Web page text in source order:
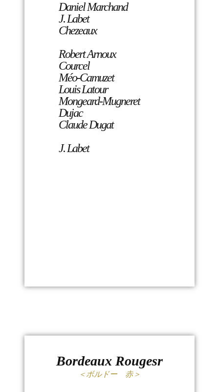
Daniel Marchand
J. Labet
Chezeaux
Robert Arnoux
Courcel
Méo-Camuzet
Louis Latour
Mongeard-Mugneret
Dujac
Claude Dugat
J. Labet
Bordeaux Rougesr
＜ボルドー 赤＞